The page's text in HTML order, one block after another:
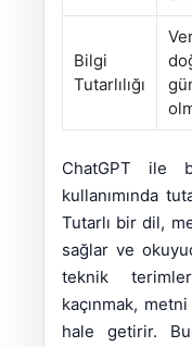
Bilgi
Tutarlılığı
ChatGPT ile
kullanımında
Tutarlı bir dil,
sağlar ve
teknik
kaçınmak,
hale getirir.